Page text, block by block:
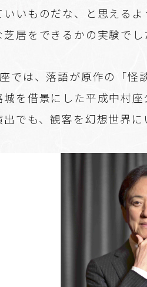
いいものだな、と思える
居をできるかの実験でし
では、落語が原作の「怪
城を借景にした平成中村
でも、観客を幻想世界に